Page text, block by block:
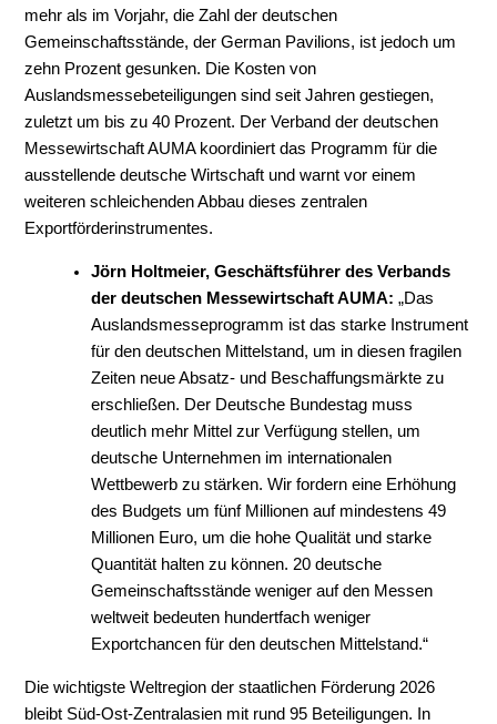
mehr als im Vorjahr, die Zahl der deutschen
Gemeinschaftsstände, der German Pavilions, ist jedoch um
zehn Prozent gesunken. Die Kosten von
Auslandsmessebeteiligungen sind seit Jahren gestiegen,
zuletzt um bis zu 40 Prozent. Der Verband der deutschen
Messewirtschaft AUMA koordiniert das Programm für die
ausstellende deutsche Wirtschaft und warnt vor einem
weiteren schleichenden Abbau dieses zentralen
Exportförderinstrumentes.
Jörn Holtmeier, Geschäftsführer des Verbands
der deutschen Messewirtschaft AUMA: „Das
Auslandsmesseprogramm ist das starke Instrument
für den deutschen Mittelstand, um in diesen fragilen
Zeiten neue Absatz- und Beschaffungsmärkte zu
erschließen. Der Deutsche Bundestag muss
deutlich mehr Mittel zur Verfügung stellen, um
deutsche Unternehmen im internationalen
Wettbewerb zu stärken. Wir fordern eine Erhöhung
des Budgets um fünf Millionen auf mindestens 49
Millionen Euro, um die hohe Qualität und starke
Quantität halten zu können. 20 deutsche
Gemeinschaftsstände weniger auf den Messen
weltweit bedeuten hundertfach weniger
Exportchancen für den deutschen Mittelstand.“
Die wichtigste Weltregion der staatlichen Förderung 2026
bleibt Süd-Ost-Zentralasien mit rund 95 Beteiligungen. In